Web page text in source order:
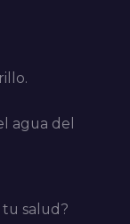
agua del
salud?